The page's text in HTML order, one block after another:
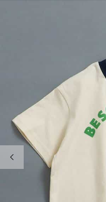
前の画像